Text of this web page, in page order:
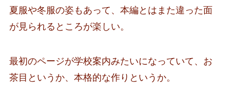
夏服や冬服の姿もあって、本編とはまた違った面
が見られるところが楽しい。
最初のページが学校案内みたいになっていて、お
茶目というか、本格的な作りというか。